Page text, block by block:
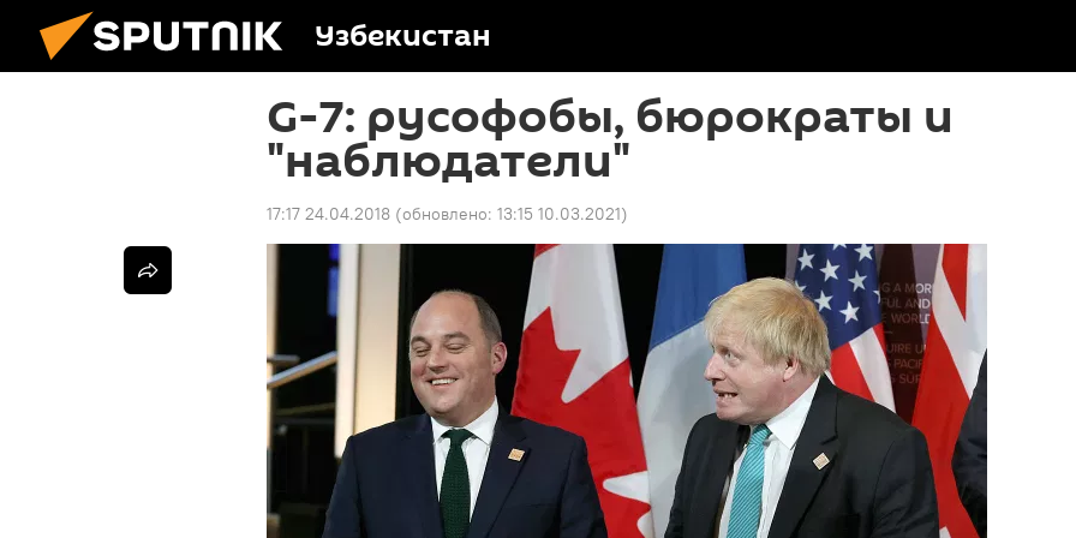
Узбекистан
G-7: русофобы, бюрократы и
"наблюдатели"
17:17 24.04.2018 (обновлено: 13:15 10.03.2021)